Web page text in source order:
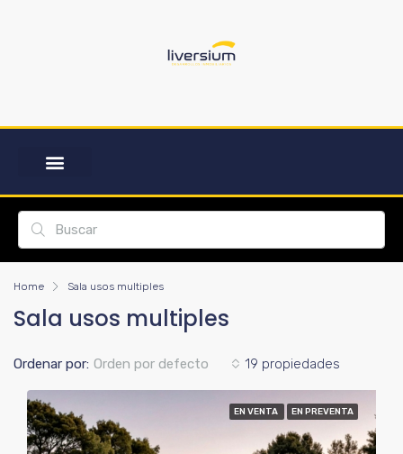
Home Sala usos multiples
Sala usos multiples
19 propiedades
Ordenar por: Orden por defecto
EN VENTA EN PREVENTA